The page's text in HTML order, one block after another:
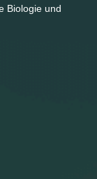
Biologie und